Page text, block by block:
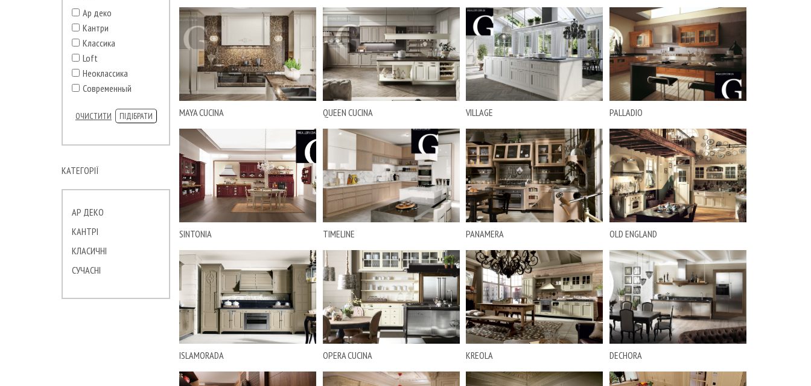
BISAZZA
BOSA
BRABBU
BUSNELLI
CANTORI
CASA DESUS
CATTELAN
CHRISTOPHER GUY
COSTANTINI PIETRO
DESALTO
DESIREE
DEVON&DEVON
DOM EDIZIONI
Ар деко
Кантри
Классика
Loft
Неоклассика
Современный
ОЧИСТИТИ ПІДІБРАТИ
КАТЕГОРІЇ
АР ДЕКО
КАНТРІ
КЛАСИЧНІ
СУЧАСНІ
MAYA CUCINA QUEEN CUCINA VILLAGE PALLADIO
SINTONIA TIMELINE PANAMERA OLD ENGLAND
ISLAMORADA OPERA CUCINA KREOLA DECHORA